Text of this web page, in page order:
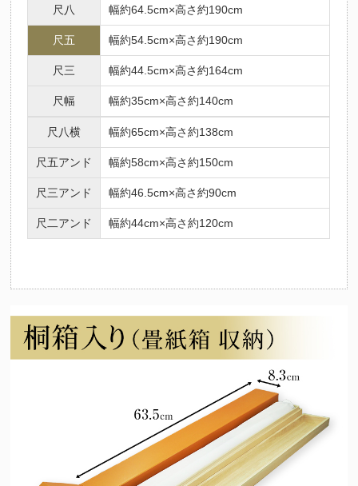
尺八 幅約64.5cm×高さ約190cm
尺五 幅約54.5cm×高さ約190cm
尺三 幅約44.5cm×高さ約164cm
尺幅 幅約35cm×高さ約140cm
尺八横 幅約65cm×高さ約138cm
尺五アンド 幅約58cm×高さ約150cm
尺三アンド 幅約46.5cm×高さ約90cm
尺二アンド 幅約44cm×高さ約120cm